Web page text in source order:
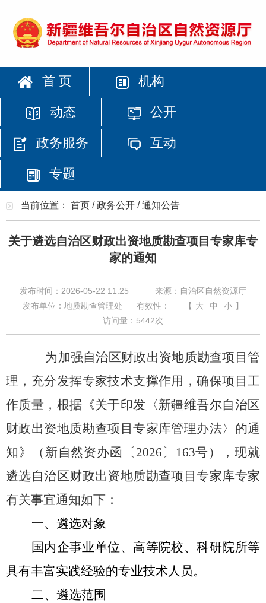
首 页 机构
动态 公开
政务服务 互动
专题
当前位置： 首页 /政务公开 /通知公告
关于遴选自治区财政出资地质勘查项目专家库专
家的通知
发布时间：2026-05-22 11:25
来源：自治区自然资源厅
发布单位：地质勘查管理处
有效性： 【 大 中 小 】
访问量： 5442次
为加强自治区财政出资地质勘查项目管
理，充分发挥专家技术支撑作用，确保项目工
作质量，根据《关于印发〈新疆维吾尔自治区
财政出资地质勘查项目专家库管理办法〉的通
知》（新自然资办函〔 2026 〕 163号），现就
遴选自治区财政出资地质勘查项目专家库专家
有关事宜通知如下：
一、遴选对象
国内企事业单位、高等院校、科研院所等
具有丰富实践经验的专业技术人员。
二、遴选范围